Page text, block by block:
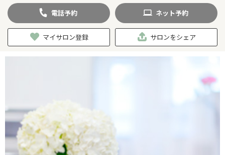
キーワードで検索
ヘアサロン
ネイルサロン
電話予約 ネット予約
マイサロン登録 サロンをシェア